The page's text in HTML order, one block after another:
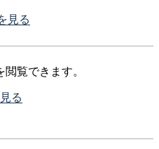
見る
覧できます。
る